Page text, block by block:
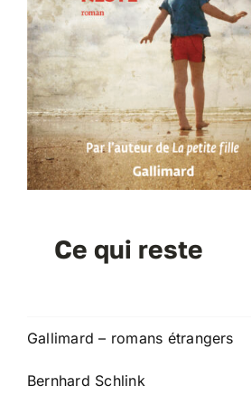
Ce qui reste
Gallimard – romans étrangers
Bernhard Schlink